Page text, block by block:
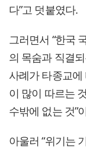
다”고 덧붙였다.
그러면서 “한국
의 목숨과 직결
사례가 타종교
이 많이 따르는
수밖에 없는 것”
아울러 “위기는